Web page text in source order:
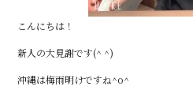
こんにちは！
新人の大見謝です(^ ^)
沖縄は梅雨明けですね^o^